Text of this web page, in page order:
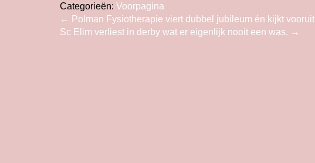
Categorieën: Voorpagina
Bericht
navigatie
← Polman Fysiotherapie viert dubbel jubileum én kijkt vooruit
Sc Elim verliest in derby wat er eigenlijk nooit een was. →